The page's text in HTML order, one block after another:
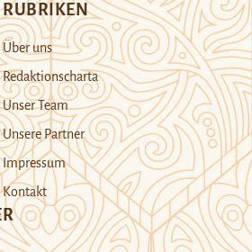
RUBRIKEN
Über uns
Redaktionscharta
Unser Team
Unsere Partner
Impressum
Kontakt